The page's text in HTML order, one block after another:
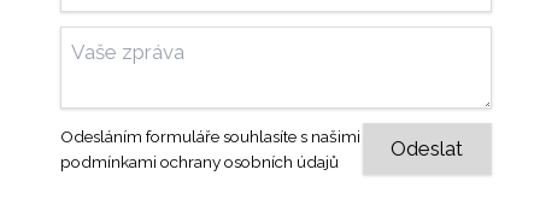
Odesláním formuláře souhlasíte s našimi
podmínkami ochrany osobních údajů